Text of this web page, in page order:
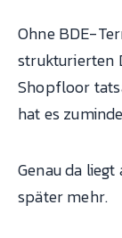
Ohne BDE-
strukturierten
Shopfloor
hat es
Genau da
später mehr.